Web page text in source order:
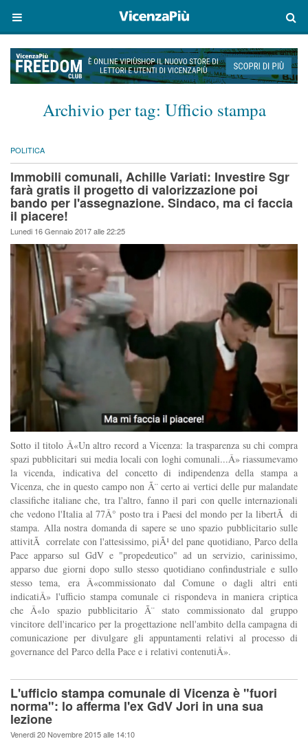
Archivio per tag: Ufficio stampa
POLITICA
Immobili comunali, Achille Variati: Investire Sgr
farà gratis il progetto di valorizzazione poi
bando per l'assegnazione. Sindaco, ma ci faccia
il piacere!
Lunedi 16 Gennaio 2017 alle 22:25
Sotto il titolo Â«Un altro record a Vicenza: la trasparenza su chi compra
spazi pubblicitari sui media locali con loghi comunali...Â» riassumevamo
la vicenda, indicativa del concetto di indipendenza della stampa a
Vicenza, che in questo campo non Ã¨ certo ai vertici delle pur malandate
classifiche italiane che, tra l'altro, fanno il pari con quelle internazionali
che vedono l'Italia al 77Â° posto tra i Paesi del mondo per la libertÃ di
stampa. Alla nostra domanda di sapere se uno spazio pubblicitario sulle
attivitÃ correlate con l'attesissimo, piÃ¹ del pane quotidiano, Parco della
Pace apparso sul GdV e "propedeutico" ad un servizio, carinissimo,
apparso due giorni dopo sullo stesso quotidiano confindustriale e sullo
stesso tema, era Â«commissionato dal Comune o dagli altri enti
indicatiÂ» l'ufficio stampa comunale ci rispondeva in maniera criptica
che Â«lo spazio pubblicitario Ã¨ stato commissionato dal gruppo
vincitore dell'incarico per la progettazione nell'ambito della campagna di
comunicazione per divulgare gli appuntamenti relativi al processo di
governance del Parco della Pace e i relativi contenutiÂ».
L'ufficio stampa comunale di Vicenza è "fuori
norma": lo afferma l'ex GdV Jori in una sua
lezione
Venerdi 20 Novembre 2015 alle 14:10